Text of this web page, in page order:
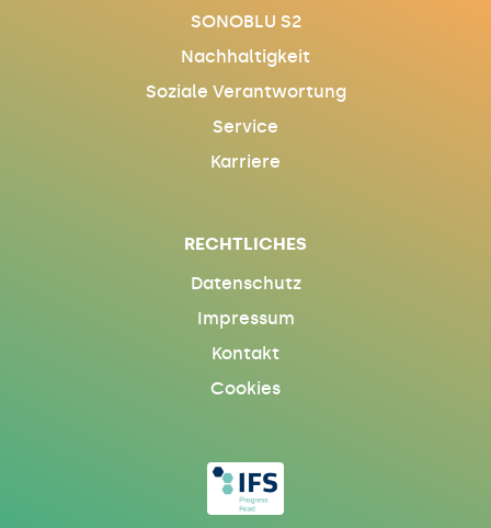
SONOBLU S2
Nachhaltigkeit
Soziale Verantwortung
Service
Karriere
RECHTLICHES
Datenschutz
Impressum
Kontakt
Cookies